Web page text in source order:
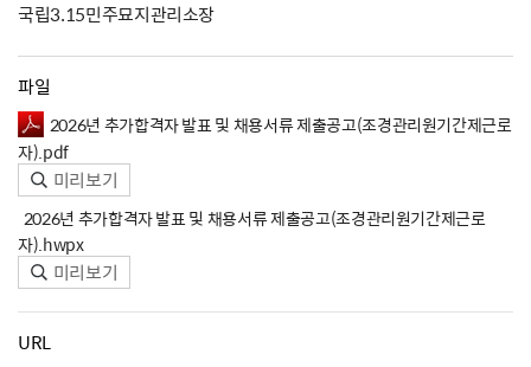
국립3.15민주묘지관리소장
파일
2026년 추가합격자 발표 및 채용서류 제출공고(조경관리원기간제근로
자).pdf
미리보기
2026년 추가합격자 발표 및 채용서류 제출공고(조경관리원기간제근로
자).hwpx
미리보기
URL